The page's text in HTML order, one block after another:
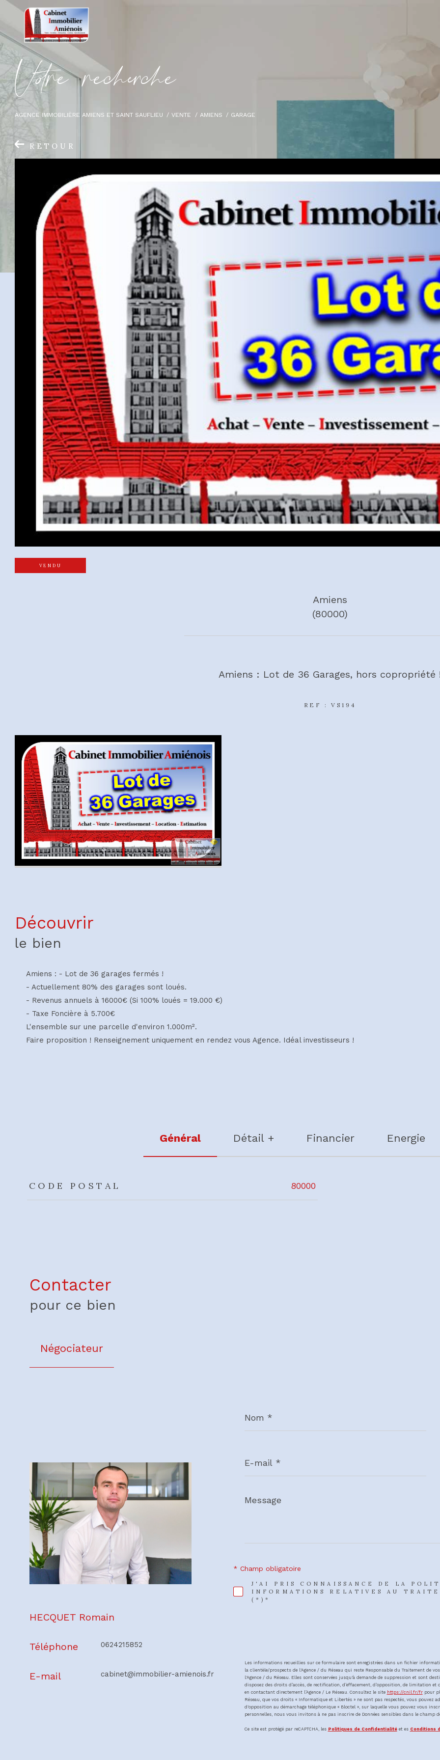
Vore recece
AGENCE IMMOBILIÈRE AMIENS ET SAINT SAUFLIEU VENTE AMIENS GARAGE
RETOUR
VENDU
Amiens
(80000)
Amiens : Lot de 36 Garages, hors copropriété
REF : VS194
découvrir
le bien
Amiens : - Lot de 36 garages fermés !
- Actuellement 80% des garages sont loués.
- Revenus annuels à 16000€ (Si 100% loués = 19.000 €)
- Taxe Foncière à 5.700€
L'ensemble sur une parcelle d'environ 1.000m².
Faire proposition ! Renseignement uniquement en rendez vous Agence. Idéal investisseurs !
Général Détail + Financier Energie
TRAD_ZEPHYR_Caracteristique
CODE POSTAL 80000
Contacter
pour ce bien
Négociateur
HECQUET Romain
Téléphone 0624215852
E-mail cabinet@immobilier-amienois.fr
*
mail
*
Message
*
J'AI PRIS CONNAISSANCE DE LA
INFORMATIONS RELATIVES AU
(*)*
* Champ obligatoire
Les informations recueillies sur ce formulaire sont enregistrées dans un fichier
la clientèle/prospects de l'Agence / du Réseau qui reste Responsable du Traitement de
l'Agence / du Réseau. Elles sont conservées jusqu'à demande de suppression et sont
disposez des droits d’accès, de rectification, d’effacement, d’opposition, de limitation
en contactant directement l’Agence / Le Réseau. Consultez le site https://cnil.fr/frpour
Réseau, que vos droits « Informatique et Libertés » ne sont pas respectés, vous pouvez
d'opposition au démarchage téléphonique « Bloctel », sur laquelle vous pouvez vous
personnelles, nous vous invitons à ne pas inscrire de Données sensibles dans le champ
Ce site est protégé par reCAPTCHA, les Politiques de Confidentialitéet es Conditions